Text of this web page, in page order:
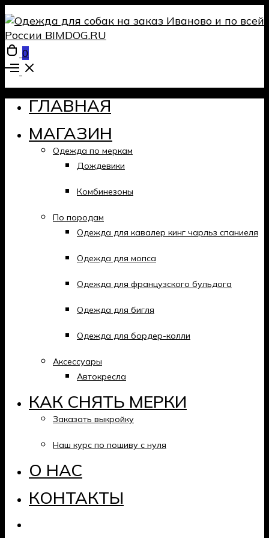
Open
cart
0
Open
ГЛАВНАЯ
МАГАЗИН
Одежда по меркам
Дождевики
Комбинезоны
По породам
Одежда для кавалер кинг чарльз спаниеля
Одежда для мопса
Одежда для французского бульдога
Одежда для бигля
Одежда для бордер-колли
Аксессуары
Автокресла
КАК СНЯТЬ МЕРКИ
Заказать выкройку
Наш курс по пошиву с нуля
О НАС
КОНТАКТЫ